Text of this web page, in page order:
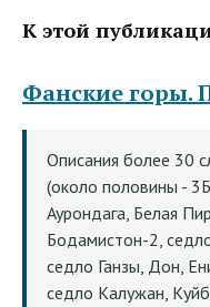
К этой
Фанские горы.
Описания более 30
(около половины -
Аурондага, Белая
Бодамистон-2,
седло Ганзы, Дон,
седло Калужан,